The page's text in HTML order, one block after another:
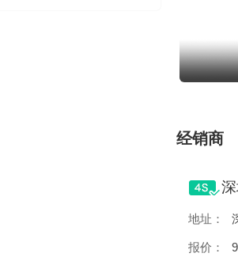
经销商
地址：
报价：